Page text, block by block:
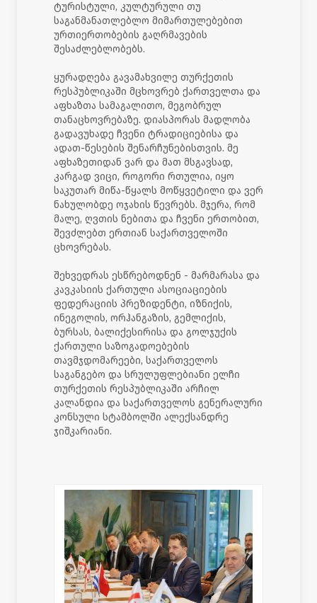
ტურისტული, კულტურული თუ
საგანმანათლებლო მიმართულებებით
ურთიერთობების გაღრმავების
შესაძლებლობებს.
ყურადღება გავამახვილე თურქეთის
რესპუბლიკაში მცხოვრებ ქართველთა და
აფხაზთა სამაგალითო, მეგობრულ
თანაცხოვრებაზე. დიასპორას მადლობა
გადავუხადე ჩვენი ტრადიციებისა და
ადათ-წესების შენარჩუნებისთვის. მე
აფხაზეთიდან ვარ და მათ მსგავსად,
კარგად ვიცი, როგორი რთულია, იყო
საკუთარ მიწა-წყალს მოწყვეტილი და ვერ
ნახულობდე ოჯახის წევრებს. მჯერა, რომ
მალე, ღვთის ნებითა და ჩვენი ერთობით,
შევძლებთ ერთიან საქართველოში
ცხოვრებას.
შეხვედრას ესწრებოდნენ - მარმარასა და
კავკასიის ქართული ასოციაციების
ფედერაციის პრეზიდენტი, იზნიქის,
ინეგოლის, ორჰანგაზის, გემლიქის,
ბურსას, ბალიქესირისა და გოლჯუქის
ქართული საზოგადოებების
თავმჯდომარეები, საქართველოს
საგანგებო და სრულუფლებიანი ელჩი
თურქეთის რესპუბლიკაში არჩილ
კალანდია და საქართველოს გენერალური
კონსული სტამბოლში ალექსანდრე
ჯიშკარიანი.